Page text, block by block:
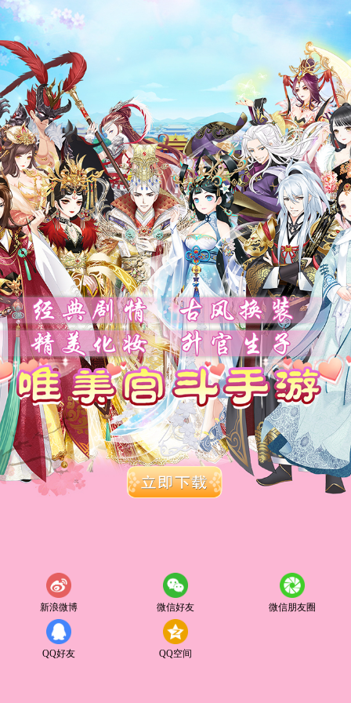
新浪微博 微信好友 微信朋友圈
QQ好友 QQ空间